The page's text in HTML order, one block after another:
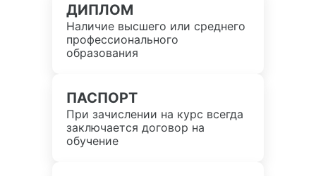
ДИПЛОМ
Наличие высшего или среднего
профессионального
образования
ПАСПОРТ
При зачислении на курс всегда
заключается договор на
обучение